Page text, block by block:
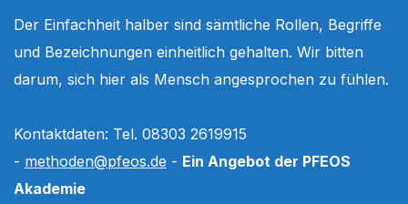
Der Einfachheit halber sind sämtliche Rollen, Begriffe
und Bezeichnungen einheitlich gehalten. Wir bitten
darum, sich hier als Mensch angesprochen zu fühlen.
Kontaktdaten: Tel. 08303 2619915
- methoden@pfeos.de - Ein Angebot der PFEOS
Akademie